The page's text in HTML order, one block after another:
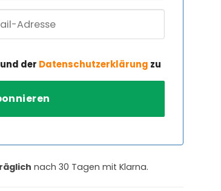
und der Datenschutzerklärung zu
nach 30 Tagen mit Klarna.